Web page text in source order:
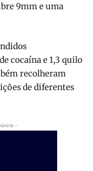
9mm e uma
cocaína e 1,3 quilo
recolheram
de diferentes
-